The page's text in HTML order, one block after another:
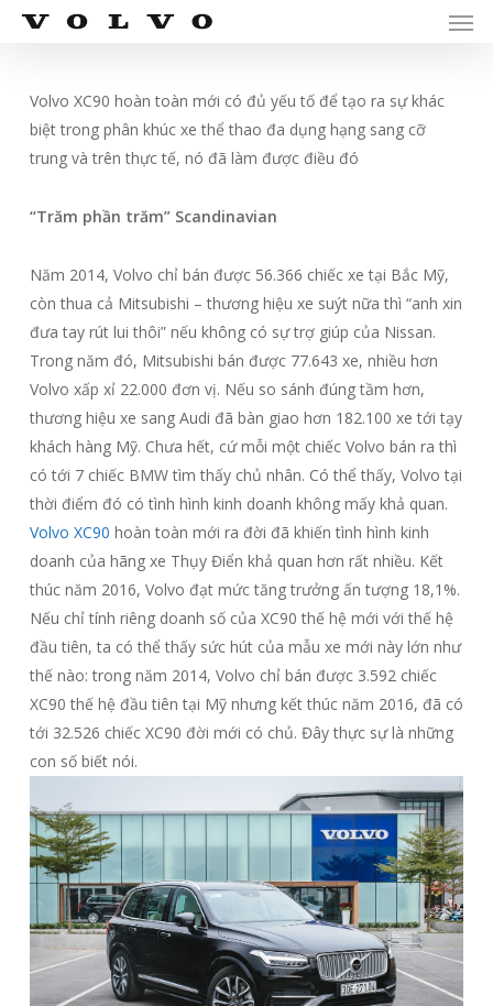
Skip
contentVolvo XC90 hoàn toàn mới có đủ yếu tố để tạo ra sự khác
biệt trong phân khúc xe thể thao đa dụng hạng sang cỡ
trung và trên thực tế, nó đã làm được điều đó
“Trăm phần trăm” Scandinavian
Năm 2014, Volvo chỉ bán được 56.366 chiếc xe tại Bắc Mỹ,
còn thua cả Mitsubishi – thương hiệu xe suýt nữa thì “anh xin
đưa tay rút lui thôi” nếu không có sự trợ giúp của Nissan.
Trong năm đó, Mitsubishi bán được 77.643 xe, nhiều hơn
Volvo xấp xỉ 22.000 đơn vị. Nếu so sánh đúng tầm hơn,
thương hiệu xe sang Audi đã bàn giao hơn 182.100 xe tới tạy
khách hàng Mỹ. Chưa hết, cứ mỗi một chiếc Volvo bán ra thì
có tới 7 chiếc BMW tìm thấy chủ nhân. Có thể thấy, Volvo tại
thời điểm đó có tình hình kinh doanh không mấy khả quan.
Volvo XC90 hoàn toàn mới ra đời đã khiến tình hình kinh
doanh của hãng xe Thụy Điển khả quan hơn rất nhiều. Kết
thúc năm 2016, Volvo đạt mức tăng trưởng ấn tượng 18,1%.
Nếu chỉ tính riêng doanh số của XC90 thế hệ mới với thế hệ
đầu tiên, ta có thể thấy sức hút của mẫu xe mới này lớn như
thế nào: trong năm 2014, Volvo chỉ bán được 3.592 chiếc
XC90 thế hệ đầu tiên tại Mỹ nhưng kết thúc năm 2016, đã có
tới 32.526 chiếc XC90 đời mới có chủ. Đây thực sự là những
con số biết nói.
Menu